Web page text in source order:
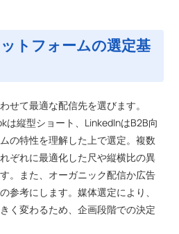
トフォームの選定基
せて最適な配信先を選びます。
は縦型ショート、LinkedInはB2B向
の特性を理解した上で選定。複数
ぞれに最適化した尺や縦横比の異
。また、オーガニック配信か広告
参考にします。媒体選定により、
く変わるため、企画段階での決定